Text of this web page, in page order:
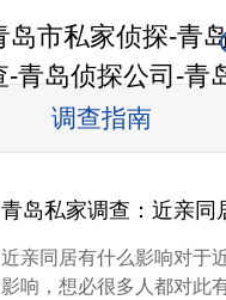
调查指南
青岛私家调查：近亲同
近亲同居有什么影响对于
影响，想必很多人都对此有